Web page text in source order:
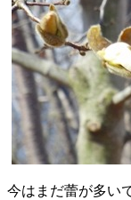
今はまだ蕾が多い